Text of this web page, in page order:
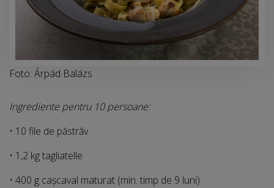
Foto: Árpád Balázs
Ingrediente pentru 10 persoane:
• 10 file de păstrăv
• 1,2 kg tagliatelle
• 400 g cașcaval maturat (min. timp de 9 luni)